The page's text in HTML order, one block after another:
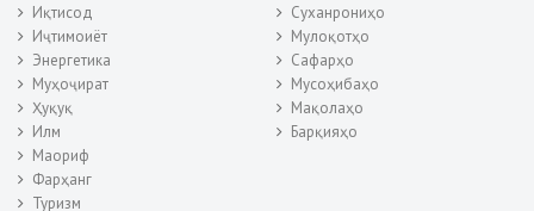
Иқтисод
Иҷтимоиёт
Энергетика
Муҳоҷират
Ҳуқуқ
Илм
Маориф
Фарҳанг
Туризм
Суханрониҳо
Мулоқотҳо
Сафарҳо
Мусоҳибаҳо
Мақолаҳо
Барқияҳо